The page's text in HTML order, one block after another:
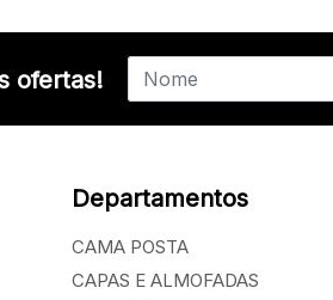
ofertas!
Departamentos
CAMA POSTA
CAPAS E ALMOFADAS